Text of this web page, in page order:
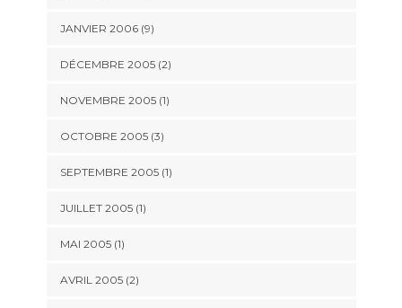
JANVIER 2006 (9)
DÉCEMBRE 2005 (2)
NOVEMBRE 2005 (1)
OCTOBRE 2005 (3)
SEPTEMBRE 2005 (1)
JUILLET 2005 (1)
MAI 2005 (1)
AVRIL 2005 (2)